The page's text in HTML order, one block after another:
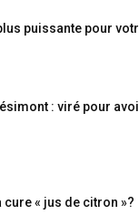
puissante pour
: viré pour
« jus de citron »?